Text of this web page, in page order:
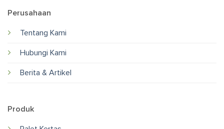
Perusahaan
Tentang Kami
Hubungi Kami
Berita & Artikel
Produk